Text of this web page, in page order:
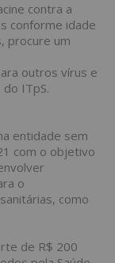
contra a
conforme idade
procure um
outros vírus e
ITpS.
entidade sem
com o objetivo
o
como
de R$ 200